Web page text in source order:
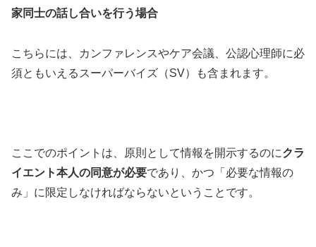
家同士の話し合いを行う場合
こちらには、カンファレンスやケア会議、公認心理師に必
須ともいえるスーパーバイズ（SV）も含まれます。
ここでのポイントは、原則として情報を開示するのにクラ
イエント本人の同意が必要であり、かつ「必要な情報の
み」に限定しなければならないということです。